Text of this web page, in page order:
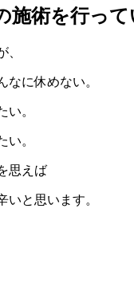
施術を行って
、
なに休めない。
い。
い。
思えば
いと思います。